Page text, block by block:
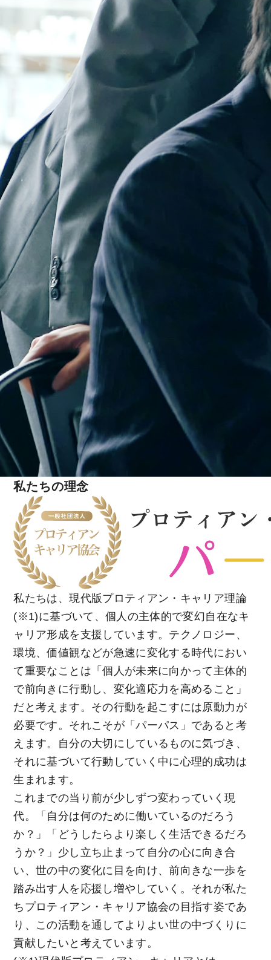
私たちの理念
私たちは、現代版プロティアン・キャリア理論
(※1)に基づいて、個人の主体的で変幻自在なキ
ャリア形成を支援しています。テクノロジー、
環境、価値観などが急速に変化する時代におい
て重要なことは「個人が未来に向かって主体的
で前向きに行動し、変化適応力を高めること」
だと考えます。その行動を起こすには原動力が
必要です。それこそが「パーパス」であると考
えます。自分の大切にしているものに気づき、
それに基づいて行動していく中に心理的成功は
生まれます。
これまでの当り前が少しずつ変わっていく現
代。「自分は何のために働いているのだろう
か？」「どうしたらより楽しく生活できるだろ
うか？」少し立ち止まって自分の心に向き合
い、世の中の変化に目を向け、前向きな一歩を
踏み出す人を応援し増やしていく。それが私た
ちプロティアン・キャリア協会の目指す姿であ
り、この活動を通してよりよい世の中づくりに
貢献したいと考えています。